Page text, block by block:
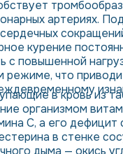
артериях.
курение
с повышенной
режиме, что
в кровь из
организмом
С, а его дефицит
в стенке
дыма — окись